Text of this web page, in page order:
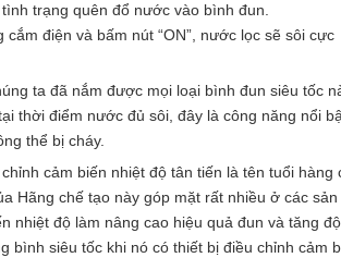
trạng quên đổ nước vào bình đun.
điện và bấm nút “ON”, nước lọc sẽ sôi cực
ta đã nắm được mọi loại bình đun siêu tốc
thời điểm nước đủ sôi, đây là công năng nổi
thể bị cháy.
cảm biến nhiệt độ tân tiến là tên tuổi hàng
Hãng chế tạo này góp mặt rất nhiều ở các sản
nhiệt độ làm nâng cao hiệu quả đun và tăng
bình siêu tốc khi nó có thiết bị điều chỉnh cảm